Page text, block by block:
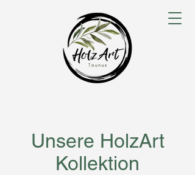
Unsere HolzArt
Kollektion